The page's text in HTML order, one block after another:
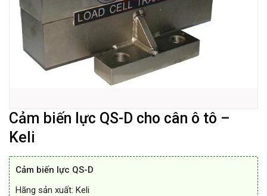
Cảm biến lực QS-D cho cân ô tô –
Keli
Cảm biến lực QS-D
Hãng sản xuất: Keli